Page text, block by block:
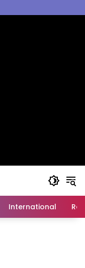
International